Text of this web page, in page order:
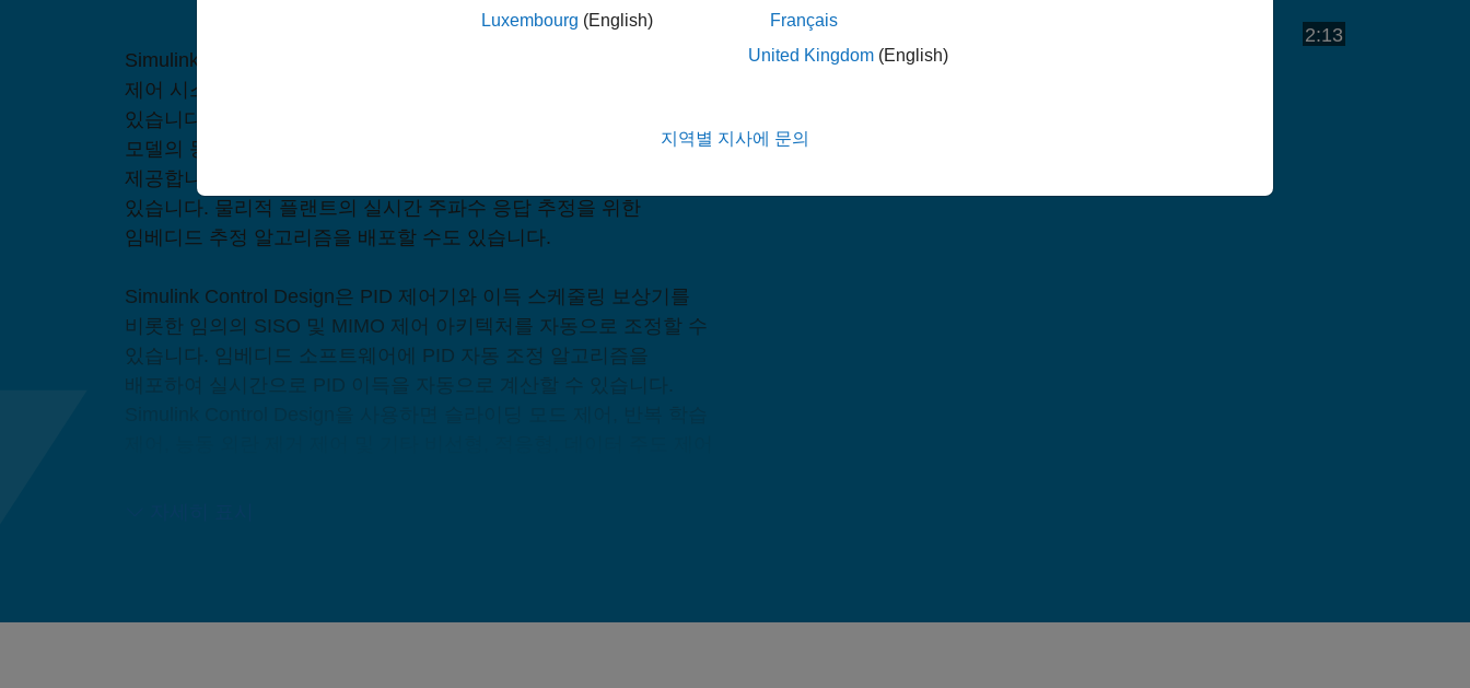
Simulink Control Design을 사용하면 Simulink에서 모델링한 기존
제어 시스템과 데이터 주도 제어 시스템을 설계하고 분석할 수
있습니다. Simulink Control Design은 다양한 동작 조건에서 Simulink
모델의 동작점을 찾고 엄밀한 선형화를 계산할 수 있는 툴을
제공합니다. 시스템의 시뮬레이션 기반 주파수 응답을 계산할 수
있습니다. 물리적 플랜트의 실시간 주파수 응답 추정을 위한
임베디드 추정 알고리즘을 배포할 수도 있습니다.
Simulink Control Design은 PID 제어기와 이득 스케줄링 보상기를
비롯한 임의의 SISO 및 MIMO 제어 아키텍처를 자동으로 조정할 수
있습니다. 임베디드 소프트웨어에 PID 자동 조정 알고리즘을
배포하여 실시간으로 PID 이득을 자동으로 계산할 수 있습니다.
2:13비디오 길이:
Luxembourg (English)
Français
United Kingdom (English)
지역별 지사에 문의